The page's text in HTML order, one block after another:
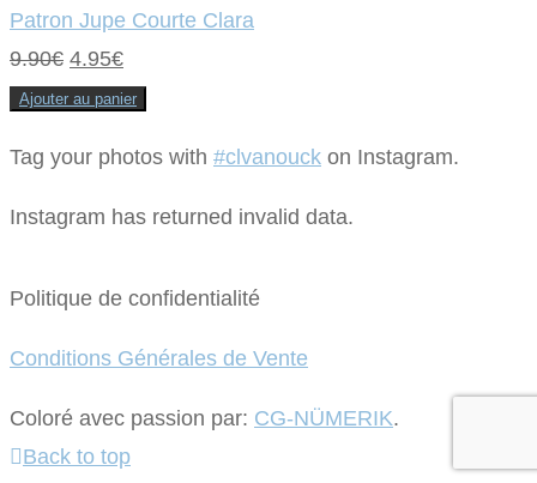
Patron Jupe Courte Clara
9.90€ Le
prix
était :
9.90€.
4.95€Le
prix
est :
4.95€.
Ajouter au panier
Tag your photos with #clvanouck on Instagram.
Instagram has returned invalid data.
Politique de confidentialité
Conditions Générales de Vente
Coloré avec passion par: CG-NÜMERIK.
Back to top